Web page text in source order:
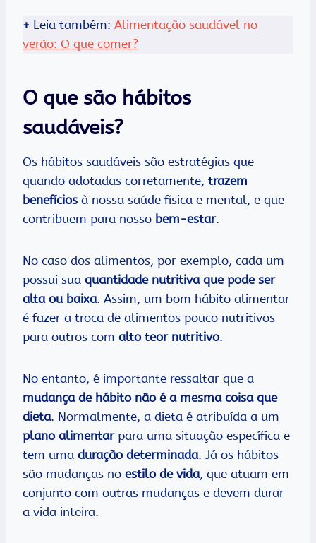
+ Leia também: Alimentação saudável no
verão: O que comer?
O que são hábitos
saudáveis?
Os hábitos saudáveis são estratégias que
quando adotadas corretamente, trazem
benefícios à nossa saúde física e mental, e que
contribuem para nosso bem-estar.
No caso dos alimentos, por exemplo, cada um
possui sua quantidade nutritiva que pode ser
alta ou baixa. Assim, um bom hábito alimentar
é fazer a troca de alimentos pouco nutritivos
para outros com alto teor nutritivo.
No entanto, é importante ressaltar que a
mudança de hábito não é a mesma coisa que
dieta. Normalmente, a dieta é atribuída a um
plano alimentarpara uma situação específica e
tem uma duração determinada. Já os hábitos
são mudanças no estilo de vida, que atuam em
conjunto com outras mudanças e devem durar
a vida inteira.